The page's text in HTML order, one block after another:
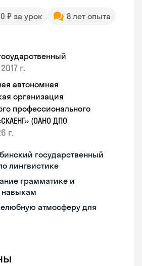
₽ за урок
8 лет опыта
2017 г.
автономная
организация
профессионального
(ОАНО ДПО
г.
государственный
лингвистике
грамматике и
навыкам
атмосферу для